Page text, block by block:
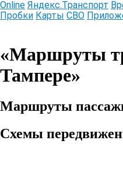
Online Яндекс.Транспорт
Пробки Карты СВО
«Маршруты
Тампере»
Маршруты
Схемы